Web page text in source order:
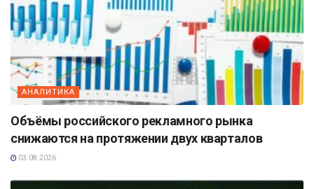
АНАЛИТИКА
Объёмы российского рекламного рынка
снижаются на протяжении двух кварталов
03.08.2026